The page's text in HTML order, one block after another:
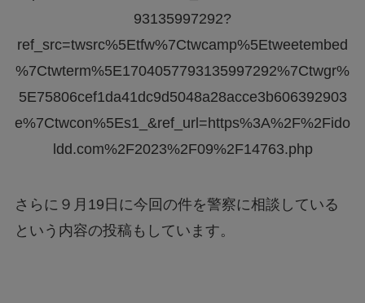
93135997292?
ref_src=twsrc%5Etfw%7Ctwcamp%5Etweetembed
%7Ctwterm%5E1704057793135997292%7Ctwgr%
5E75806cef1da41dc9d5048a28acce3b606392903
e%7Ctwcon%5Es1_&ref_url=https%3A%2F%2Fido
ldd.com%2F2023%2F09%2F14763.php
さらに９月19日に今回の件を警察に相談している
という内容の投稿もしています。